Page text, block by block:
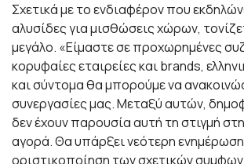
Σχετικά με το ενδιαφέρον που
αλυσίδες για μισθώσεις χώρων,
μεγάλο. «Είμαστε σε προχωρημένες
κορυφαίες εταιρείες και brands,
και σύντομα θα μπορούμε να
συνεργασίες μας. Μεταξύ αυτών,
δεν έχουν παρουσία αυτή τη στιγμή
αγορά. Θα υπάρξει νεότερη ενημέρωση
οριστικοποίηση των σχετικών